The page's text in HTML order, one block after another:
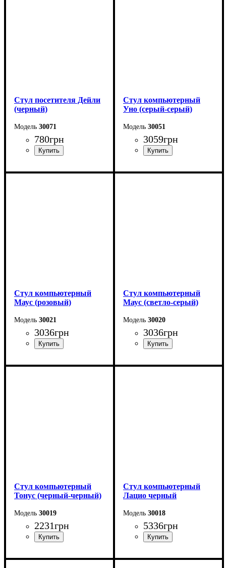
Стул посетителя Дейли
(черный)
30071
780грн
Стул компьютерный
Уно (серый-серый)
30051
3059грн
Стул компьютерный
Маус (розовый)
30021
3036грн
Стул компьютерный
Маус (светло-серый)
30020
3036грн
Стул компьютерный
Тонус (черный-черный)
30019
2231грн
Стул компьютерный
Лацио черный
30018
5336грн